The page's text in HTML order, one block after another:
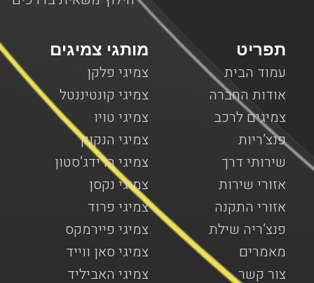
מותגי צמיגים
צמיגי פלקן
צמיגי קונטיננטל
צמיגי טויו
צמיגי הנקוק
צמיגי ברידג’סטון
צמיגי נקסן
צמיגי פרוד
צמיגי פיירמקס
צמיגי סאן ווייד
צמיגי האביליד
תפריט
עמוד הבית
אודות החברה
צמיגים לרכב
פנצ’ריות
שירותי דרך
אזורי שירות
אזורי התקנה
פנצ’ריה שילת
מאמרים
צור קשר